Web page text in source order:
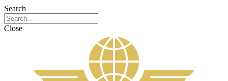
Search
Close